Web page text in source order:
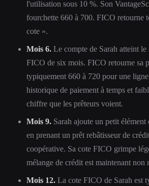
l'utilisation sous 10 %. Son
fourchette 660 à 700. FICO retourne
cote ».
Mois 6. Le compte de Sarah atteint
FICO de six mois. FICO retourne sa
typiquement 660 à 720 pour une
historique de paiement à temps et
chiffre que les prêteurs voient.
Mois 9. Sarah ajoute un petit
en prenant un prêt rebâtisseur de
coopérative. Sa cote FICO grimpe
mélange de crédit est maintenant non
Mois 12. La cote FICO de Sarah est